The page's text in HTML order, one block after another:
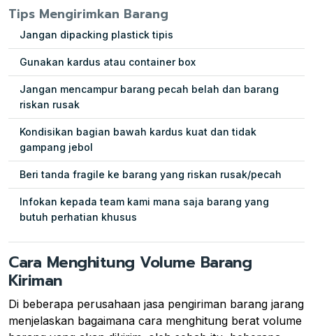
Tips Mengirimkan Barang
Jangan dipacking plastick tipis
Gunakan kardus atau container box
Jangan mencampur barang pecah belah dan barang
riskan rusak
Kondisikan bagian bawah kardus kuat dan tidak
gampang jebol
Beri tanda fragile ke barang yang riskan rusak/pecah
Infokan kepada team kami mana saja barang yang
butuh perhatian khusus
Cara Menghitung Volume Barang
Kiriman
Di beberapa perusahaan jasa pengiriman barang jarang
menjelaskan bagaimana cara menghitung berat volume